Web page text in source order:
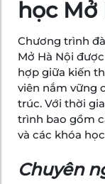
học Mở
Chương trình
Mở Hà Nội
hợp giữa kiến
viên nắm vững
trúc. Với thời
trình bao gồm
và các khóa
Chuyên